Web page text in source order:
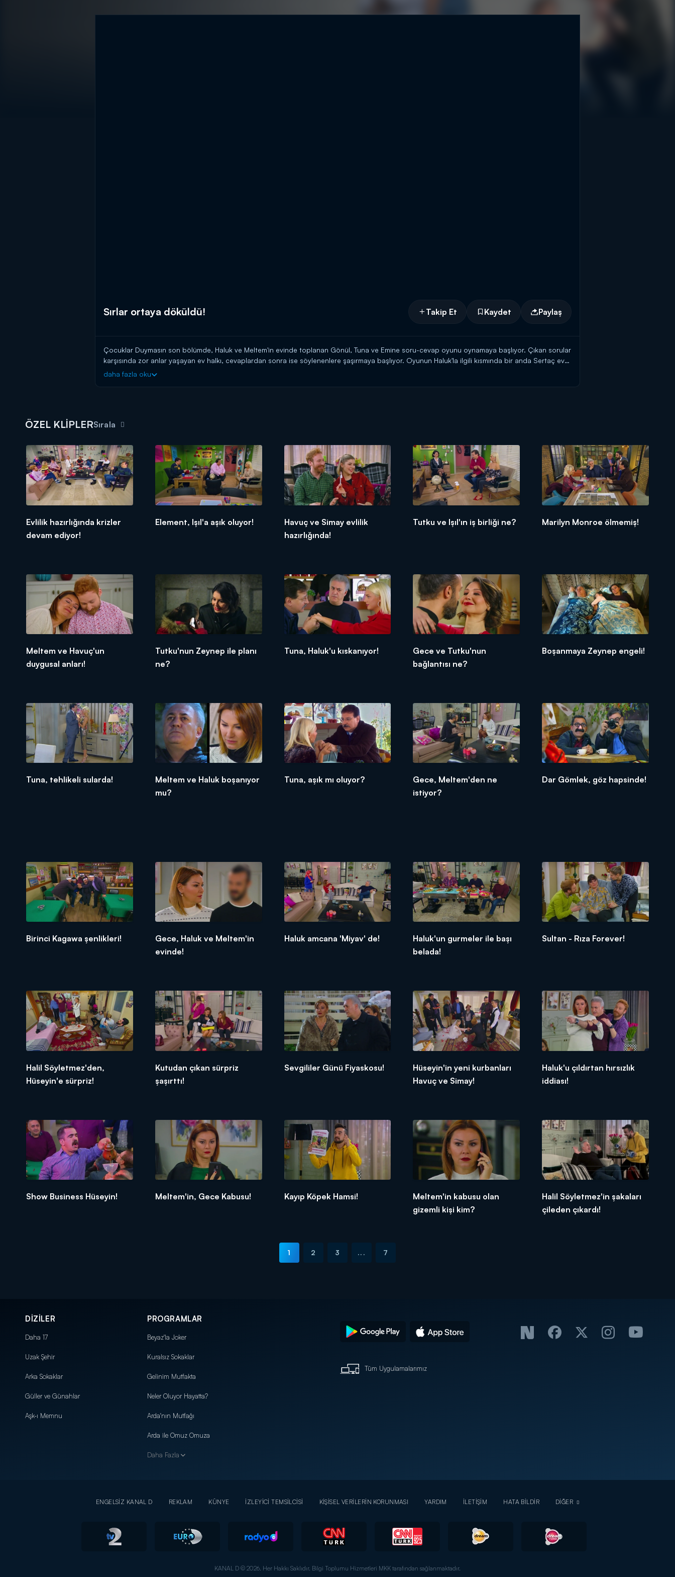
Sırlar ortaya döküldü! Takip Et Kaydet Paylaş
Çocuklar Duymasın son bölümde, Haluk ve Meltem'in evinde toplanan Gönül, Tuna ve Emine soru-cevap oyunu oynamaya başlıyor. Çıkan sorular
karşısında zor anlar yaşayan ev halkı, cevaplardan sonra ise söylenenlere şaşırmaya başlıyor. Oyunun Haluk'la ilgili kısmında bir anda Sertaç eve
geliyor. Oyuna kendince dahil olan Sertaç, sorulara cevap vermeye başlayınca ise olanlar oluyor. Yine Haluk'un sinirlerini tepesine çıkarmayı
daha fazla oku
ÖZEL KLİPLERSırala
Evlilik hazırlığında krizler
devam ediyor!
Element, Işıl'a aşık oluyor!
Havuç ve Simay evlilik
hazırlığında!
Tutku ve Işıl'ın iş birliği ne? Marilyn Monroe ölmemiş!
Meltem ve Havuç'un
duygusal anları!
Tutku'nun Zeynep ile planı
ne?
Tuna, Haluk'u kıskanıyor!
Gece ve Tutku'nun
bağlantısı ne?
Boşanmaya Zeynep engeli!
Tuna, tehlikeli sularda!
Meltem ve Haluk boşanıyor
mu?
Tuna, aşık mı oluyor?
Gece, Meltem'den ne
istiyor?
Dar Gömlek, göz hapsinde!
Birinci Kagawa şenlikleri!
Gece, Haluk ve Meltem'in
evinde!
Haluk amcana 'Miyav' de!
Haluk'un gurmeler ile başı
belada!
Sultan - Rıza Forever!
Halil Söyletmez'den,
Hüseyin'e sürpriz!
Kutudan çıkan sürpriz
şaşırttı!
Sevgililer Günü Fiyaskosu!
Hüseyin'in yeni kurbanları
Havuç ve Simay!
Haluk'u çıldırtan hırsızlık
iddiası!
Show Business Hüseyin! Meltem'in, Gece Kabusu! Kayıp Köpek Hamsi!
Meltem'in kabusu olan
gizemli kişi kim?
Halil Söyletmez'in şakaları
çileden çıkardı!
1 2 3 ... 7
DİZİLER
Daha 17
Uzak Şehir
Arka Sokaklar
Güller ve Günahlar
Aşk-ı Memnu
PROGRAMLAR
Beyaz'la Joker
Kuralsız Sokaklar
Gelinim Mutfakta
Neler Oluyor Hayatta?
Arda'nın Mutfağı
Arda ile Omuz Omuza
Daha Fazla
Tüm Uygulamalarımız
ENGELSİZ KANAL D REKLAM KÜNYE İZLEYİCİ TEMSİLCİSİ KİŞİSEL VERİLERİN KORUNMASI YARDIM İLETİŞİM HATA BİLDİR DİĞER
KANAL D © 2026. Her Hakkı Saklıdır. Bilgi Toplumu Hizmetleri MKK tarafından sağlanmaktadır.